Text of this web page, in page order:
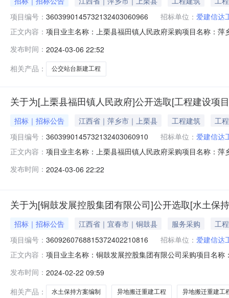
项目编号： 3603990145732132403060966 招标单位： 爱建信达
正文内容： 项目业主名称：上栗县福田镇人民政府采购项目名称：
时间：3（个工作日）签订合同时间：15（个工作日）合
管理有
发布时间： 2024-03-06 22:52
相关产品：
公交站台新建工程
关于为[上栗县福田镇人民政府]公开选取[工程建设项
招标｜招标公告 江西省｜萍乡市｜上栗县 工程建筑
工程
项目编号： 3603990145732132403060910 招标单位： 爱建信达
正文内容： 项目业主名称：上栗县福田镇人民政府采购项目名称：
谈时间：3（个工作日）签订合同时间：15（个工作日）
发布时间： 2024-03-06 22:22
关于为[铜鼓发展控股集团有限公司]公开选取[水土保
招标｜招标公告 江西省｜宜春市｜铜鼓县 服务采购
工程
项目编号： 3609260768815372402210816 招标单位： 爱建信达
正文内容： 项目业主名称：铜鼓发展控股集团有限公司采购项目名
服务内容：对铜鼓县气象观测站异地搬迁重建工程实施
介方式：邀请直选+竞价直
发布时间： 2024-02-22 09:59
相关产品：
水土保持方案编制 异地搬迁重建工程 异地搬迁重建工